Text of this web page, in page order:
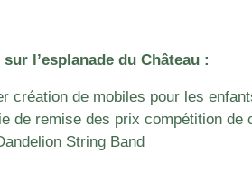
l’esplanade du Château :
création de mobiles pour les
de remise des prix compétition de
String Band